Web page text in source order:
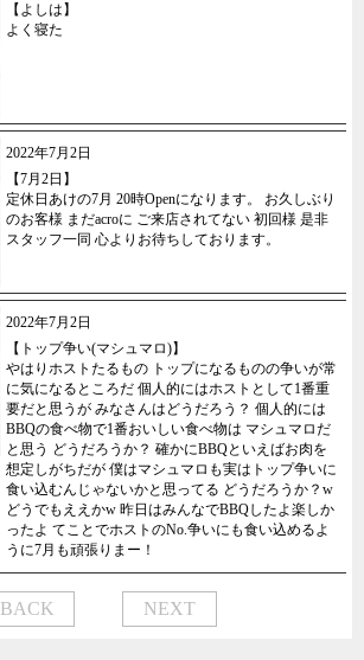
【よしは】
よく寝た
2022年7月2日
【7月2日】
定休日あけの7月 20時Openになります。 お久しぶり
のお客様 まだacroに ご来店されてない 初回様 是非
スタッフ一同 心よりお待ちしております。
2022年7月2日
【トップ争い(マシュマロ)】
やはりホストたるもの トップになるものの争いが常
に気になるところだ 個人的にはホストとして1番重
要だと思うが みなさんはどうだろう？ 個人的には
BBQの食べ物で1番おいしい食べ物は マシュマロだ
と思う どうだろうか？ 確かにBBQといえばお肉を
想定しがちだが 僕はマシュマロも実はトップ争いに
食い込むんじゃないかと思ってる どうだろうか？w
どうでもええかw 昨日はみんなでBBQしたよ楽しか
ったよ てことでホストのNo.争いにも食い込めるよ
うに7月も頑張りまー！
BACK NEXT